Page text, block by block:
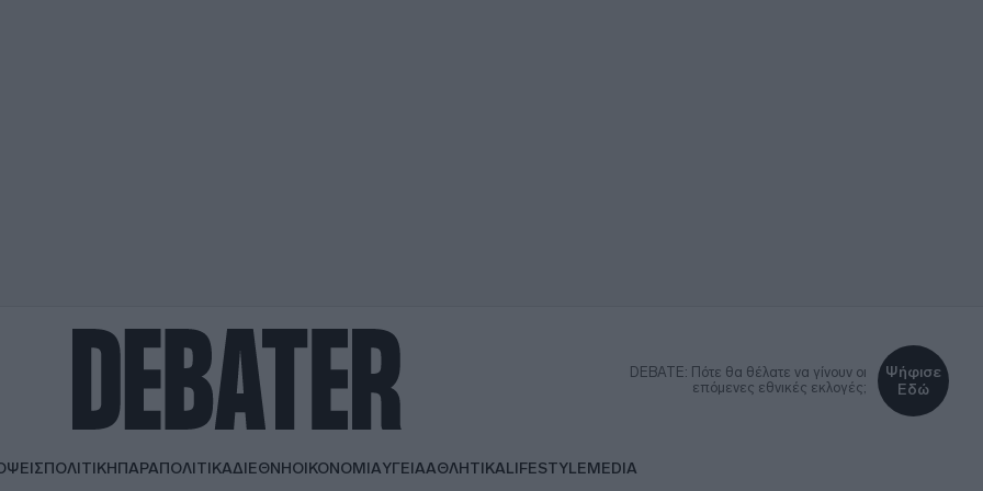
DEBATE: Πότε θα θέλατε να γίνουν οι
επόμενες εθνικές εκλογές;
Ψήφισε
Εδώ
ΠΟΛΙΤΙΚΗΠΑΡΑΠΟΛΙΤΙΚΑΔΙΕΘΝΗΟΙΚΟΝΟΜΙΑΥΓΕΙΑΑΘΛΗΤΙΚΑLIFESTYLEMEDIA